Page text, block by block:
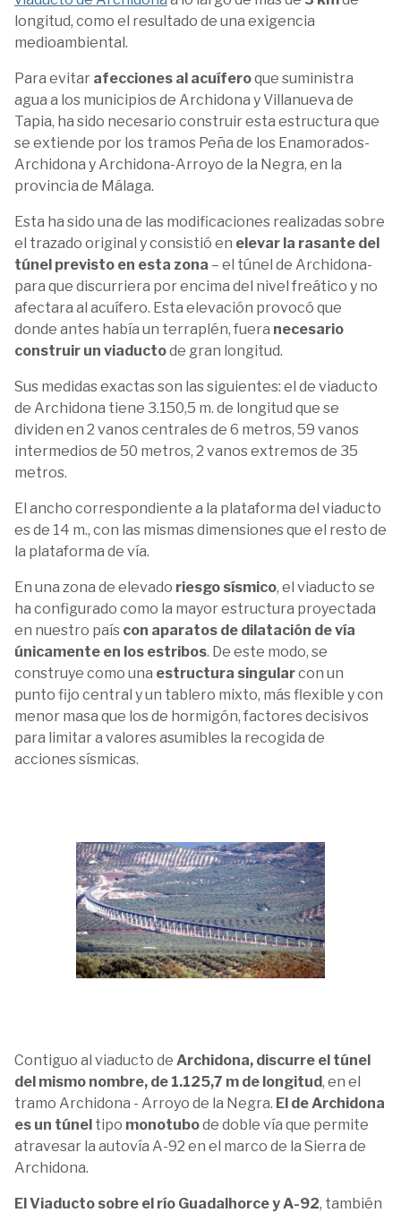
longitud, como el resultado de una exigencia
medioambiental.
Para evitar afecciones al acuíferoque suministra
agua a los municipios de Archidona y Villanueva de
Tapia, ha sido necesario construir esta estructura que
se extiende por los tramos Peña de los Enamorados-
Archidona y Archidona-Arroyo de la Negra, en la
provincia de Málaga.
Esta ha sido una de las modificaciones realizadas sobre
el trazado original y consistió en elevar la rasante del
túnel previsto en esta zona – el túnel de Archidona-
para que discurriera por encima del nivel freático y no
afectara al acuífero. Esta elevación provocó que
donde antes había un terraplén, fuera necesario
construir un viaductode gran longitud.
Sus medidas exactas son las siguientes: el de viaducto
de Archidona tiene 3.150,5 m. de longitud que se
dividen en 2 vanos centrales de 6 metros, 59 vanos
intermedios de 50 metros, 2 vanos extremos de 35
metros.
El ancho correspondiente a la plataforma del viaducto
es de 14 m., con las mismas dimensiones que el resto de
la plataforma de vía.
En una zona de elevado riesgo sísmico, el viaducto se
ha configurado como la mayor estructura proyectada
en nuestro país con aparatos de dilatación de vía
únicamente en los estribos. De este modo, se
construye como una estructura singularcon un
punto fijo central y un tablero mixto, más flexible y con
menor masa que los de hormigón, factores decisivos
para limitar a valores asumibles la recogida de
acciones sísmicas.
Contiguo al viaducto de Archidona, discurre el túnel
del mismo nombre, de 1.125,7 m de longitud, en el
tramo Archidona - Arroyo de la Negra. El de Archidona
es un túnel tipo monotubode doble vía que permite
atravesar la autovía A-92 en el marco de la Sierra de
Archidona.
El Viaducto sobre el río Guadalhorce y A-92, también